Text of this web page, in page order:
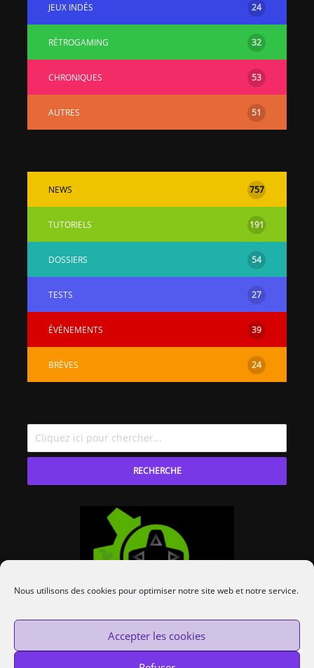
Nous utilisons des cookies pour optimiser notre site web et notre service.
Accepter les cookies
JEUX INDÉS 24
RÉTROGAMING 32
CHRONIQUES 53
AUTRES 51
NEWS 757
TUTORIELS 191
DOSSIERS 54
TESTS 27
ÉVÉNEMENTS 39
BRÈVES 24
RECHERCHE